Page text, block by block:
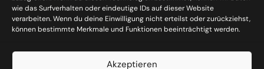
wie das Surfverhalten oder eindeutige IDs auf dieser Website
verarbeiten. Wenn du deine Einwilligung nicht erteilst oder zurückziehst,
können bestimmte Merkmale und Funktionen beeinträchtigt werden.
Akzeptieren